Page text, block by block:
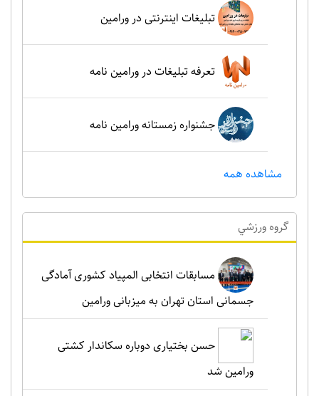
تبلیغات اینترنتی در ورامین
تعرفه تبلیغات در ورامین نامه
جشنواره زمستانه ورامین نامه
مشاهده همه
گروه ورزشي
مسابقات انتخابی المپیاد کشوری آمادگی
جسمانی استان تهران به میزبانی ورامین
حسن بختیاری دوباره سکاندار کشتی
ورامین شد